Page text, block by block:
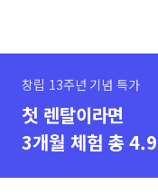
창립 13주년 기념 특가
첫 렌탈이라면
3개월 체험 총